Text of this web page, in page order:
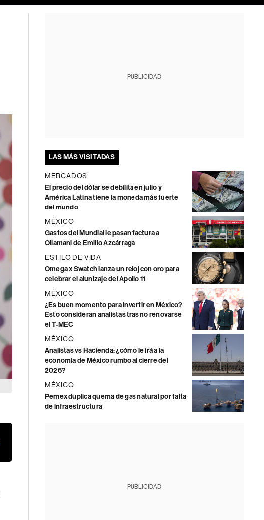
PUBLICIDAD
LAS MÁS VISITADAS
MERCADOS
El precio del dólar se debilita en julio y
América Latina tiene la moneda más fuerte
del mundo
MÉXICO
Gastos del Mundial le pasan factura a
Ollamani de Emilio Azcárraga
ESTILO DE VIDA
Omega x Swatch lanza un reloj con oro para
celebrar el alunizaje del Apollo 11
MÉXICO
¿Es buen momento para invertir en México?
Esto consideran analistas tras no renovarse
el T-MEC
MÉXICO
Analistas vs Hacienda: ¿cómo le irá a la
economía de México rumbo al cierre del
2026?
MÉXICO
Pemex duplica quema de gas natural por falta
de infraestructura
PUBLICIDAD